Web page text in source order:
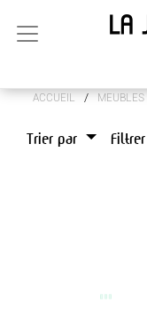
ACCUEIL / MEUBLES
ARTS DE LA TABLE
Filtrer
Trier par